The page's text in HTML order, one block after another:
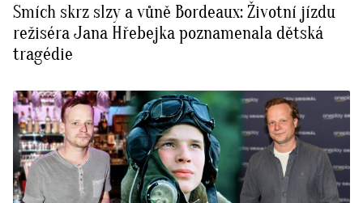
Smích skrz slzy a vůně Bordeaux: Životní jízdu
režiséra Jana Hřebejka poznamenala dětská
tragédie